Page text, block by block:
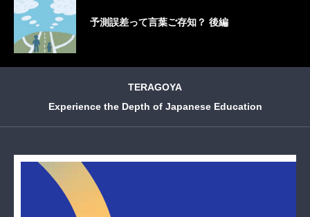
予測誤差って言葉ご存知？ 後編
TERAGOYA
Experience the Depth of Japanese Education